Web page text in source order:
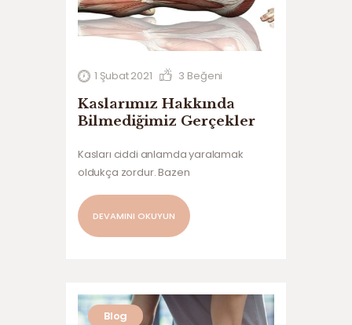
1 Şubat 2021 3 Beğeni
Kaslarımız Hakkında
Bilmediğimiz Gerçekler
Kasları ciddi anlamda yaralamak
oldukça zordur. Bazen
fibrillerde küçük travmalar) olabilir…
DEVAMINI OKUYUN
Blog